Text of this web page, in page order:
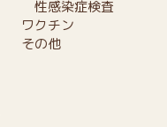
性感染症検査
ワクチン
その他